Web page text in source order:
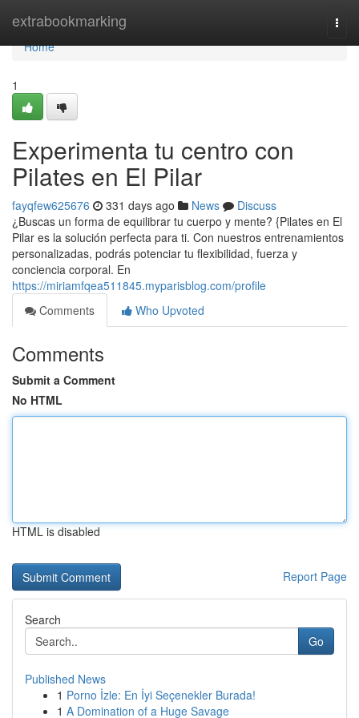
extrabookmarking
Home
Home
1
Experimenta tu centro con
Pilates en El Pilar
fayqfew625676 331 days ago News
Discuss
¿Buscas un forma de equilibrar tu cuerpo y mente? {Pilates en El
Pilar es la solución perfecta para ti. Con nuestros entrenamientos
personalizadas, podrás potenciar tu flexibilidad, fuerza y
conciencia corporal. En
https://miriamfqea511845.myparisblog.com/profile
Comments
Who Upvoted
Comments
Submit a Comment
No HTML
HTML is disabled
Report Page
Search
Go
Published News
1 Porno İzle: En İyi Seçenekler Burada!
1 A Domination of a Huge Savage